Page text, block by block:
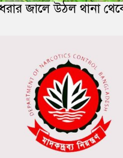
জালে উঠল থানা